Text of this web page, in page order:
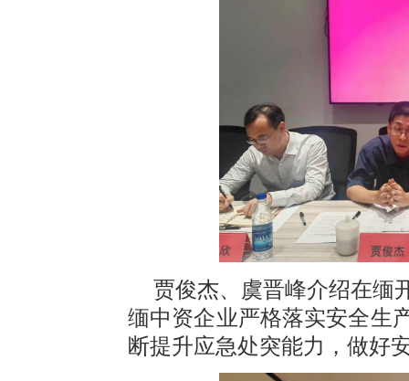
贾俊杰、虞晋峰介绍在缅
缅中资企业严格落实安全生
断提升应急处突能力，做好